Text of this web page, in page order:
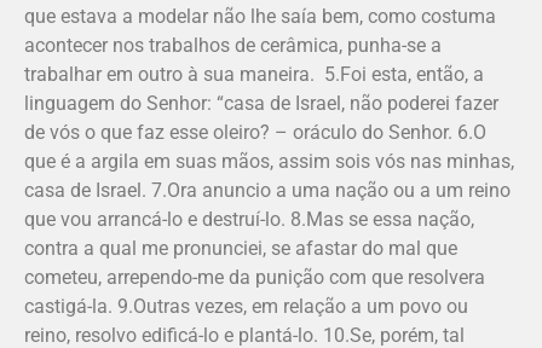
que estava a modelar não lhe saía bem, como costuma
acontecer nos trabalhos de cerâmica, punha-se a
trabalhar em outro à sua maneira. 5.Foi esta, então, a
linguagem do Se­nhor: “casa de Israel, não poderei fazer
de vós o que faz esse oleiro? – oráculo do Se­nhor. 6.O
que é a argila em suas mãos, assim sois vós nas minhas,
casa de Israel. 7.Ora anuncio a uma nação ou a um reino
que vou arrancá-lo e destruí-lo. 8.Mas se essa nação,
contra a qual me pronunciei, se afastar do mal que
cometeu, arrependo-me da punição com que resolvera
castigá-la. 9.Outras vezes, em relação a um povo ou
reino, resolvo edificá-lo e plantá-lo. 10.Se, porém, tal